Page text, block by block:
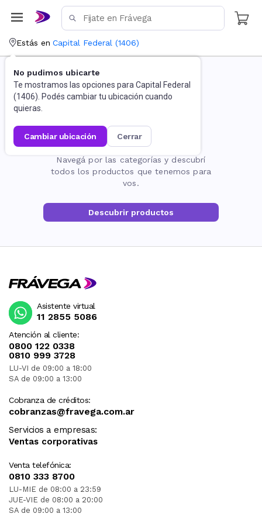
Estás en Capital Federal (1406)
No pudimos ubicarte
Te mostramos las opciones para Capital Federal
(1406). Podés cambiar tu ubicación cuando
quieras.
cambiar ubicación cerrar
La página no existe
Navegá por las categorías y descubrí
todos los productos que tenemos para
vos.
Descubrir productos
Atención al cliente:
0800 122 0338
0810 999 3728
LU-VI de 09:00 a 18:00
SA de 09:00 a 13:00
Cobranza de créditos:
cobranzas@fravega.com.ar
Servicios a empresas:
Ventas corporativas
Venta telefónica:
0810 333 8700
LU-MIE de 08:00 a 23:59
JUE-VIE de 08:00 a 20:00
SA de 09:00 a 13:00
Asistente virtual
11 2855 5086